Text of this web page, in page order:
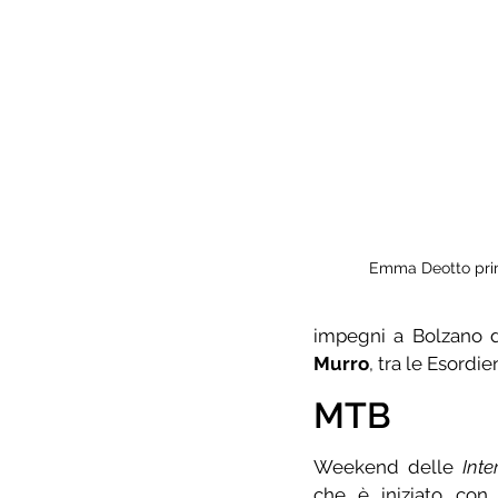
Emma Deotto
impegni a Bolzano
Murro, tra le
MTB
Weekend delle